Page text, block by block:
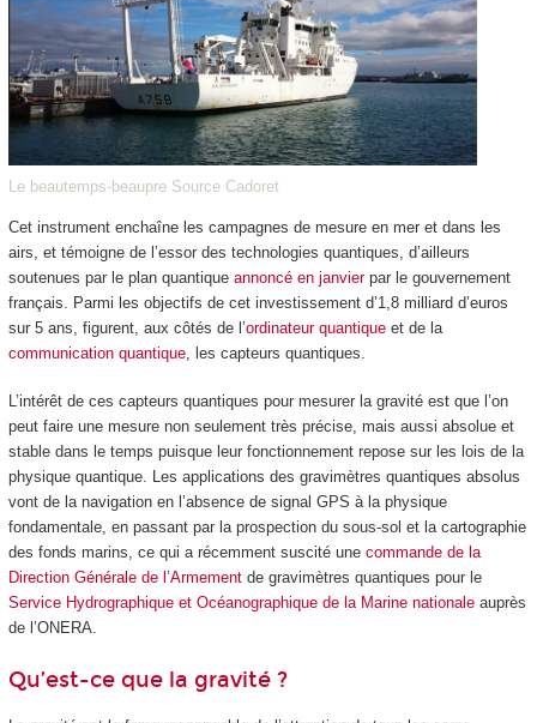
Le beautemps-beaupre Source Cadoret
Cet instrument enchaîne les campagnes de mesure en mer et dans les
airs, et témoigne de l’essor des technologies quantiques, d’ailleurs
soutenues par le plan quantique annoncé en janvierpar le gouvernement
français. Parmi les objectifs de cet investissement d’1,8 milliard d’euros
sur 5 ans, figurent, aux côtés de l’ordinateur quantiqueet de la
communication quantique, les capteurs quantiques.
L’intérêt de ces capteurs quantiques pour mesurer la gravité est que l’on
peut faire une mesure non seulement très précise, mais aussi absolue et
stable dans le temps puisque leur fonctionnement repose sur les lois de la
physique quantique. Les applications des gravimètres quantiques absolus
vont de la navigation en l’absence de signal GPS à la physique
fondamentale, en passant par la prospection du sous-sol et la cartographie
des fonds marins, ce qui a récemment suscité une commande de la
Direction Générale de l’Armementde gravimètres quantiques pour le
Service Hydrographique et Océanographique de la Marine nationaleauprès
de l’ONERA.
Qu’est-ce que la gravité ?